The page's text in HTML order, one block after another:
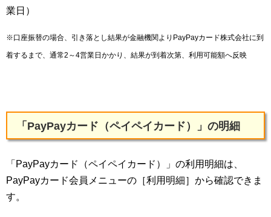
業日）
※口座振替の場合、引き落とし結果が金融機関よりPayPayカード株式会社に到
着するまで、通常2～4営業日かかり、結果が到着次第、利用可能額へ反映
「PayPayカード（ペイペイカード）」の明細
「PayPayカード（ペイペイカード）」の利用明細は、
PayPayカード会員メニューの［利用明細］から確認できま
す。